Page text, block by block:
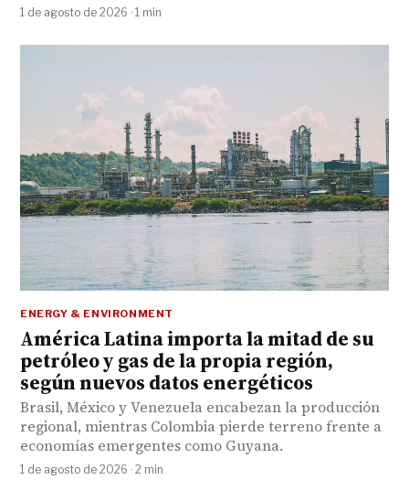
1 de agosto de 2026 · 1 min
ENERGY & ENVIRONMENT
América Latina importa la mitad de su
petróleo y gas de la propia región,
según nuevos datos energéticos
Brasil, México y Venezuela encabezan la producción
regional, mientras Colombia pierde terreno frente a
economías emergentes como Guyana.
1 de agosto de 2026 · 2 min